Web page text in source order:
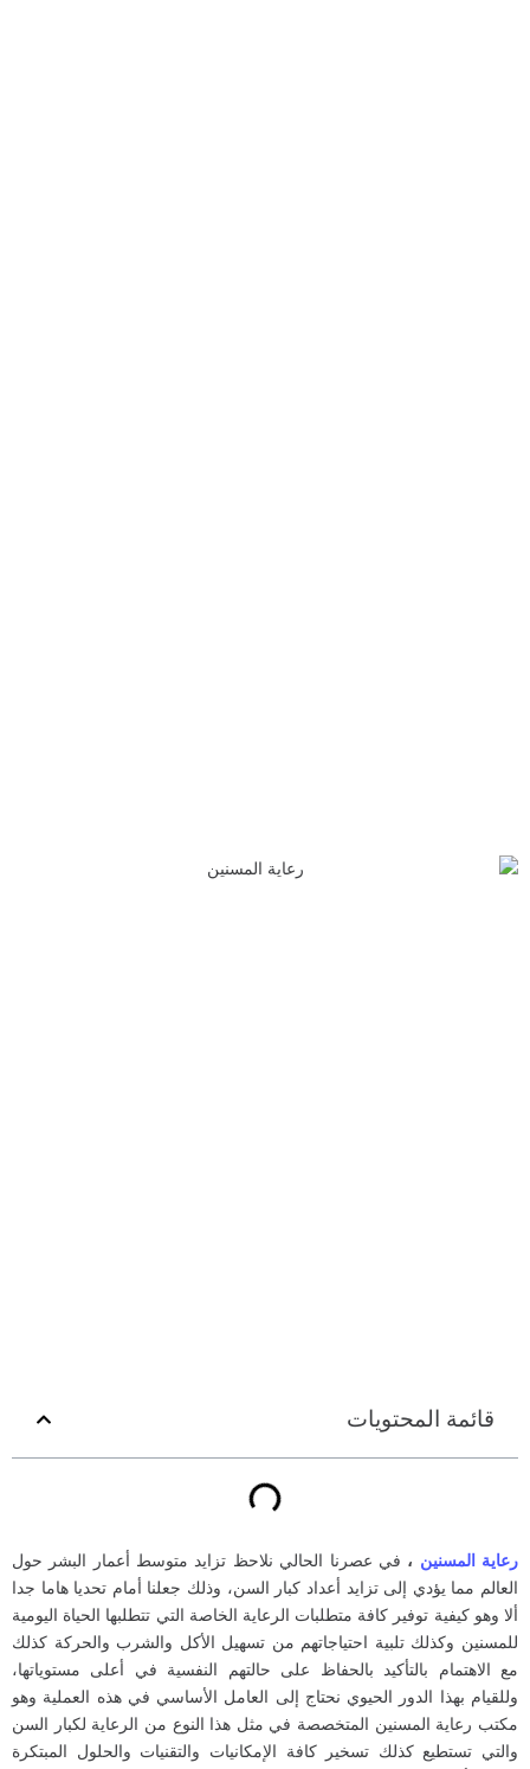
قائمة المحتويات
رعاية المسنين ، في عصرنا الحالي نلاحظ تزايد متوسط أعمار البشر حول
العالم مما يؤدي إلى تزايد أعداد كبار السن، وذلك جعلنا أمام تحديا هاما جدا
ألا وهو كيفية توفير كافة متطلبات الرعاية الخاصة التي تتطلبها الحياة اليومية
للمسنين وكذلك تلبية احتياجاتهم من تسهيل الأكل والشرب والحركة كذلك
مع الاهتمام بالتأكيد بالحفاظ على حالتهم النفسية في أعلى مستوياتها،
وللقيام بهذا الدور الحيوي نحتاج إلى العامل الأساسي في هذه العملية وهو
مكتب رعاية المسنين المتخصصة في مثل هذا النوع من الرعاية لكبار السن
والتي تستطيع كذلك تسخير كافة الإمكانيات والتقنيات والحلول المبتكرة